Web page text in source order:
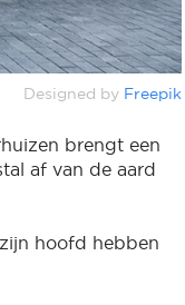
Designed by Freepik
brengt een
af van de aard
hoofd hebben